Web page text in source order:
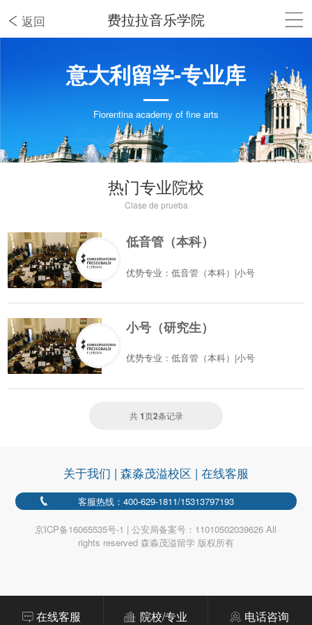
返回 费拉拉音乐学院
意大利留学-专业库
Fiorentina academy of fine arts
热门专业院校
Clase de prueba
低音管（本科）
优势专业：低音管（本科）|小号
小号（研究生）
优势专业：低音管（本科）|小号
共1页2条记录
关于我们 | 森淼茂溢校区 | 在线客服
客服热线：400-629-1811/15313797193
京ICP备16065535号-1 | 公安局备案号：11010502039626 All
rights reserved 森淼茂溢留学 版权所有
在线客服 院校/专业 电话咨询